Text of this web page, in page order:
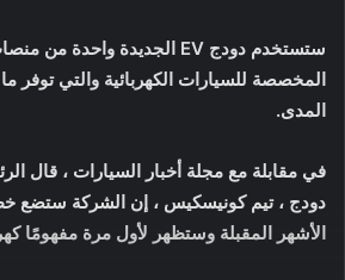
المدى.
في مقابلة مع مجلة أخبار السيارات ، قال
دودج ، تيم كونيسكيس ، إن الشركة ستضع
الأشهر المقبلة وستظهر لأول مرة مفهومًا